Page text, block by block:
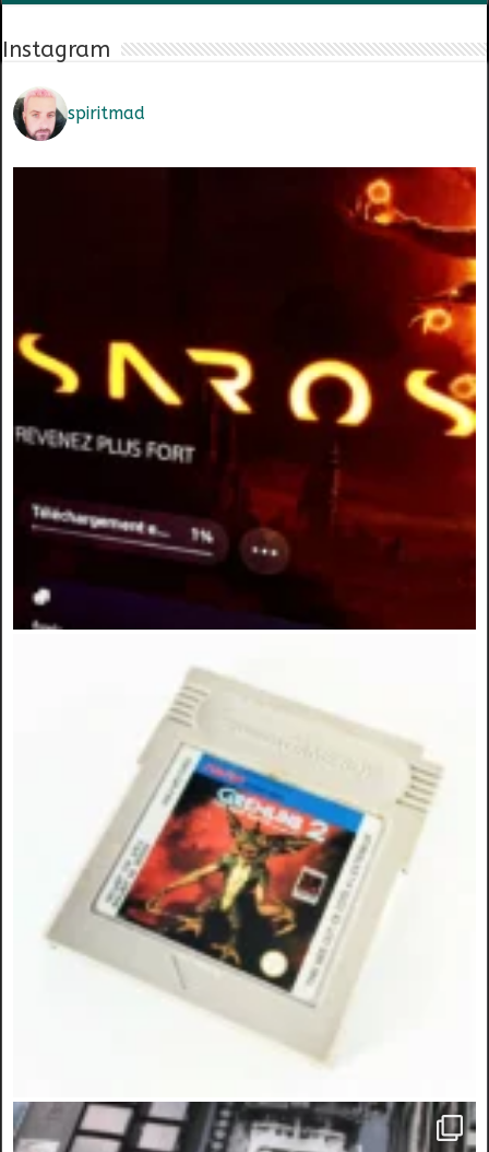
Instagram
spiritmad